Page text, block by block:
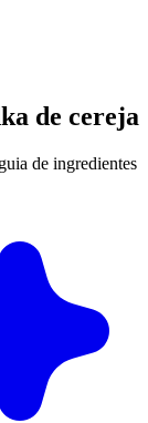
de cereja
de ingredientes